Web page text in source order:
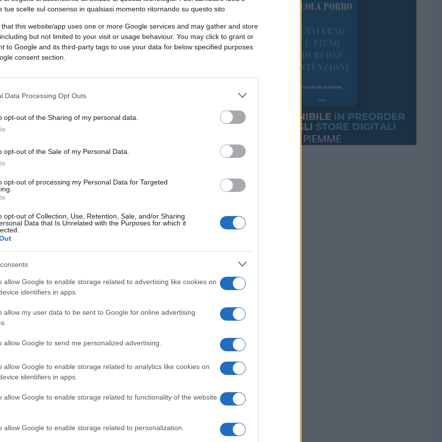
tue scelte sul consenso in qualsiasi momento ritornando su questo sito
that this website/app uses one or more Google services and may gather and store
but not limited to your visit or usage behaviour. You may click to grant or
to Google and its third-party tags to use your data for below specified purposes
consent section.
Data Processing Opt Outs
opt-out of the Sharing of my personal data.
opt-out of the Sale of my Personal Data.
opt-out of processing my Personal Data for Targeted
opt-out of Collection, Use, Retention, Sale, and/or Sharing
Data that Is Unrelated with the Purposes for which it
allow Google to enable storage related to advertising like cookies on
identifiers in apps.
allow my user data to be sent to Google for online advertising
allow Google to send me personalized advertising.
allow Google to enable storage related to analytics like cookies on
identifiers in apps.
allow Google to enable storage related to functionality of the website
allow Google to enable storage related to personalization.
of Public Banks
in collaborazione con, ha nominato il
Mascetti, membro del Consiglio di
biennio 2026 – 2028.
e indirettamente
europea e ne promuove il ruolo a
Gli associati a EAPB
finanziario europeo con un totale di
di euroe una quota di mercato di circa
consentirà di
in una delle regioni più
di EAPB, un incarico che rappresenta
In una fase cruciale per la definizione
EAPB è il principale interlocutore tra
e le istituzioni dell’UE. La presenza di
maturata in una delle regioni più
sulle migliori soluzioni per
imprese” – ha commentato il
infatti, un ruolo sempre più
e private attraverso strumenti di
interventi a favore dello sviluppo
– “Desidero rivolgere un sincero
van Velden, Amministratore Delegato
autorevole assicurata all’Associazione
Gabriela Pantring, CEO di NRW.BANK,
proseguire e rafforzare il percorso